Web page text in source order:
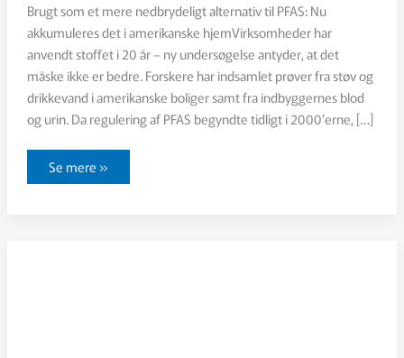
Brugt som et mere nedbrydeligt alternativ til PFAS: Nu
akkumuleres det i amerikanske hjemVirksomheder har
anvendt stoffet i 20 år – ny undersøgelse antyder, at det
måske ikke er bedre. Forskere har indsamlet prøver fra støv og
drikkevand i amerikanske boliger samt fra indbyggernes blod
og urin. Da regulering af PFAS begyndte tidligt i 2000’erne, […]
PFAS:
Nu
Se mere »